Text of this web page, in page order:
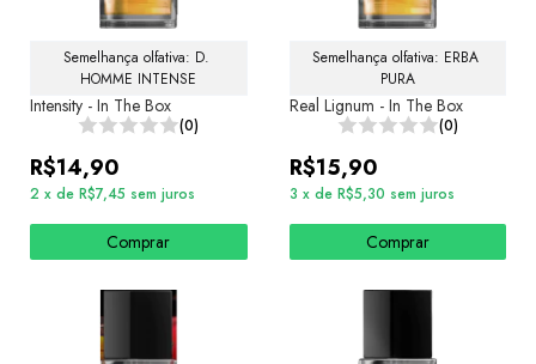
Semelhança olfativa: D.
HOMME INTENSE
Intensity - In The Box
(0)
R$14,90
2 x de R$7,45 sem juros
Comprar
Semelhança olfativa: ERBA
PURA
Real Lignum - In The Box
(0)
R$15,90
3 x de R$5,30 sem juros
Comprar